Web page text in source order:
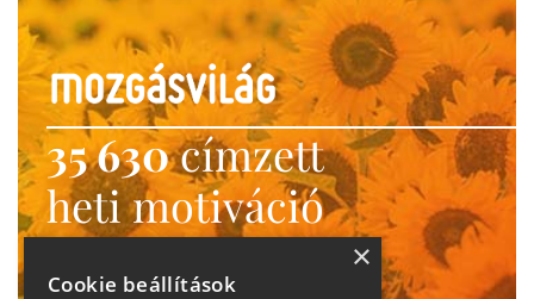
35 630címzett
heti motiváció
Ne maradj le!
×
Cookie beállítások